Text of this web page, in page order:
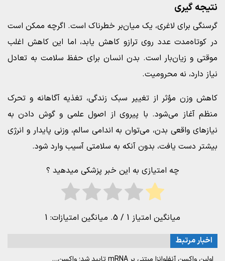
نتیجه‌ گیری
گرسنگی برای لاغری، یک میان‌بر خطرناک است. اگرچه ممکن است
در کوتاه‌مدت عدد روی ترازو کاهش یابد، اما این کاهش اغلب
موقتی و زیان‌بار است. بدن انسان برای حفظ سلامت به تعادل
نیاز دارد، نه محرومیت.
کاهش وزن مؤثر از تغییر سبک زندگی، تغذیه آگاهانه و تحرک
منظم آغاز می‌شود. با پیروی از اصول علمی و گوش دادن به
نیازهای واقعی بدن، می‌توان به اندامی سالم، وزنی پایدار و انرژی
بیشتر دست یافت، بدون آنکه به سلامتی آسیب وارد شود.
چه امتیازی به این خبر پزشکی میدهید ؟
میانگین امتیاز 1 / 5. میانگین امتیازات: 1
اخبار مرتبط